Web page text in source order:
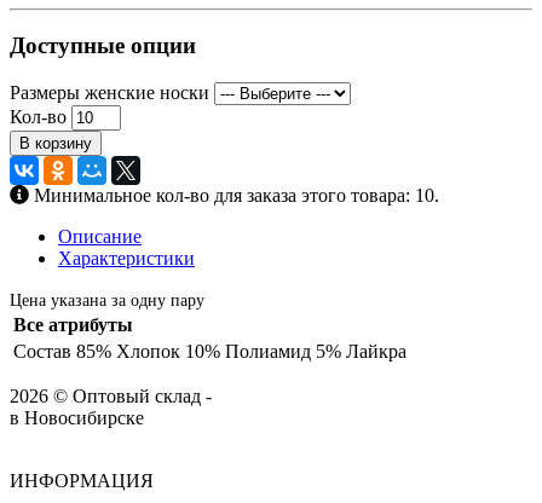
Доступные опции
Размеры женские носки
Кол-во
В корзину
Минимальное кол-во для заказа этого товара: 10.
Описание
Характеристики
Цена указана за одну пару
Все атрибуты
Состав 85% Хлопок 10% Полиамид 5% Лайкра
2026 © Оптовый склад -
в Новосибирске
ИНФОРМАЦИЯ